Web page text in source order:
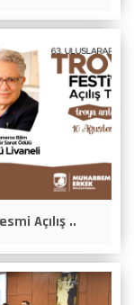
Açılış ..